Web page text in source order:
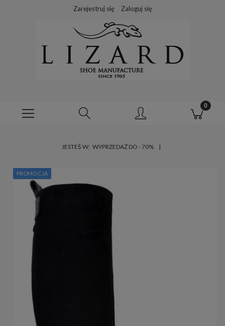
Zarejestruj się Zaloguj się
JESTEŚ W: WYPRZEDAŻ DO - 70%
PROMOCJA